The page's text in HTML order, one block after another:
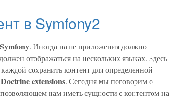
в Symfony2
Symfony. Иногда наше приложения должно
отображаться на нескольких языках. Здесь
сохранить контент для определенной
Doctrine extensions. Сегодня мы поговорим о
нам иметь сущности с контентом на